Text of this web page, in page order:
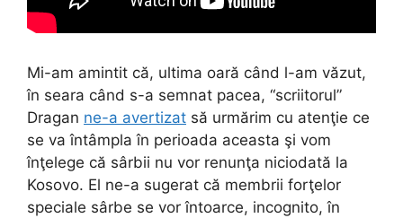
Mi-am amintit că, ultima oară când l-am văzut,
în seara când s-a semnat pacea, “scriitorul”
Dragan ne-a avertizat să urmărim cu atenţie ce
se va întâmpla în perioada aceasta şi vom
înţelege că sârbii nu vor renunţa niciodată la
Kosovo. El ne-a sugerat că membrii forţelor
speciale sârbe se vor întoarce, incognito, în